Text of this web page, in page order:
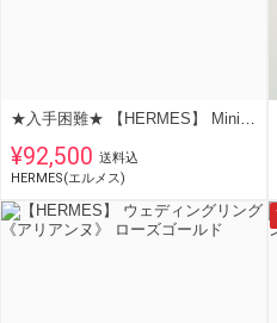
★入手困難★ 【HERMES】 Mini Pop H ピアス
¥92,500 送料込
HERMES(エルメス)